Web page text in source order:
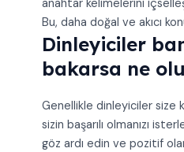
anahtar kelimelerini
Bu, daha doğal ve akıcı
Dinleyiciler
bakarsa ne
Genellikle dinleyiciler size
sizin başarılı olmanızı
göz ardı edin ve pozitif